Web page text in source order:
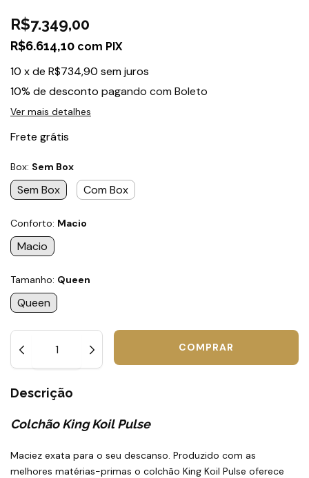
R$7.349,00
R$6.614,10 com
10 xde R$734,90 sem juros
10% de desconto pagando com Boleto
Ver mais detalhes
Frete grátis
Box: Sem Box
Sem Box Com Box
Conforto: Macio
Macio
Tamanho: Queen
Queen
Descrição
Colchão King Koil Pulse
Maciez exata para o seu descanso. Produzido com as
melhores matérias-primas o colchão King Koil Pulse oferece